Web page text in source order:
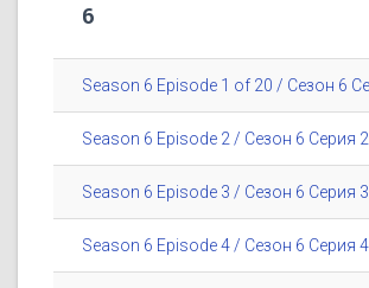
6
Season 6 Episode 1 of 20 / Сезон 6
Season 6 Episode 2 / Сезон 6 Серия 2
Season 6 Episode 3 / Сезон 6 Серия 3
Season 6 Episode 4 / Сезон 6 Серия 4